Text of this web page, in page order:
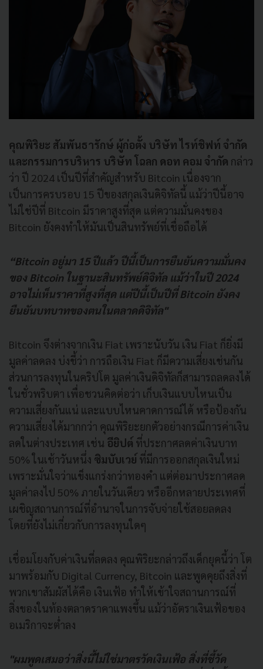
คุณพิริยะ สัมพันธารักษ์ ผู้ก่อตั้ง บริษัท ไรท์ชิฟท์ จำกัด
และกรรมการบริหาร บริษัท โฉลก ดอท คอม จำกัด กล่าว
ว่า ปี 2024 เป็นปีที่สำคัญสำหรับ Bitcoin เนื่องจาก
เป็นการครบรอบ 15 ปีของสกุลเงินดิจิทัลนี้ แม้ว่าปีนี้อาจ
ไม่ใช่ปีที่ Bitcoin มีราคาสูงที่สุด แต่ความมั่นคงของ
Bitcoin ยังคงทำให้มันเป็นสินทรัพย์ที่เชื่อถือได้
“Bitcoin อยู่มา 15 ปีแล้ว ปีนี้เป็นการยืนยันความมั่นคง
ของ Bitcoin ในฐานะสินทรัพย์ดิจิทัล แม้ว่าในปี 2024
อาจไม่เห็นราคาที่สูงที่สุด แต่ปีนี้เป็นปีที่ Bitcoin ยังคง
ยืนยันบทบาทของตนในตลาดดิจิทัล"
Bitcoin จึงต่างจากเงิน Fiat เพราะนับวัน เงิน Fiat ก็ยิ่งมี
มูลค่าลดลง บ่งชี้ว่า การถือเงิน Fiat ก็มีความเสี่ยงเช่นกัน
ส่วนการลงทุนในคริปโต มูลค่าเงินดิจิทัลก็สามารถลดลงได้
ในชั่วพริบตา เพื่อชวนคิดต่อว่า เก็บเงินแบบไหนเป็น
ความเสี่ยงกันแน่ และแบบไหนคาดการณ์ได้ หรือป้องกัน
ความเสี่ยงได้มากกว่า คุณพิริยะยกตัวอย่างกรณีการค่าเงิน
ลดในต่างประเทศ เช่น อียิปต์ ที่ประกาศลดค่าเงินบาท
50% ในเช้าวันหนึ่ง ซิมบับเวย์ ที่มีการออกสกุลเงินใหม่
เพราะมั่นใจว่าแข็งแกร่งกว่าทองคำ แต่ต่อมาประกาศลด
มูลค่าลงไป 50% ภายในวันเดียว หรืออีกหลายประเทศที่
เผชิญสถานการณ์ที่อำนาจในการจับจ่ายใช้สอยลดลง
โดยที่ยังไม่เกี่ยวกับการลงทุนใดๆ
เชื่อมโยงกับค่าเงินที่ลดลง คุณพิริยะกล่าวถึงเด็กยุคนี้ว่า โต
มาพร้อมกับ Digital Currency, Bitcoin และพูดคุยถึงสิ่งที่
พวกเขาสัมผัสได้คือ เงินเฟ้อ ทำให้เข้าใจสถานการณ์ที่
สิ่งของในท้องตลาดราคาแพงขึ้น แม้ว่าอัตราเงินเฟ้อของ
อเมริกาจะต่ำลง
"ผมพูดเสมอว่าสิ่งนี้ไม่ใช่มาตรวัดเงินเฟ้อ สิ่งที่ชี้วัด